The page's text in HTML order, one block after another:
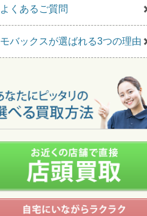
よくあるご質問
モバックスが選ばれる3つの理由